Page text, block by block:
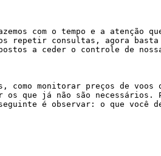
com o tempo e a atenção
repetir consultas, agora
a ceder o controle de
monitorar preços de voos
que já não são necessários.
é observar: o que você